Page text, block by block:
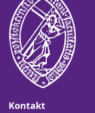
Kontakt